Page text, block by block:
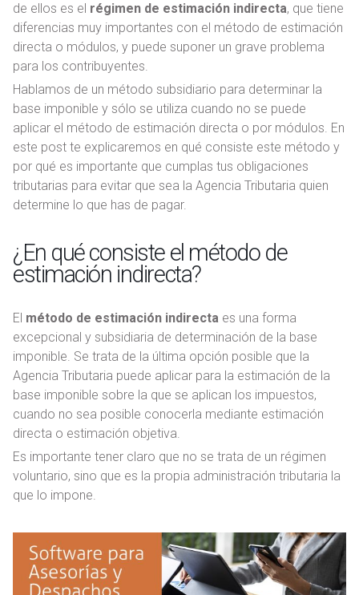
de ellos es el régimen de estimación indirecta, que tiene
diferencias muy importantes con el método de estimación
directa o módulos, y puede suponer un grave problema
para los contribuyentes.
Hablamos de un método subsidiario para determinar la
base imponible y sólo se utiliza cuando no se puede
aplicar el método de estimación directa o por módulos. En
este post te explicaremos en qué consiste este método y
por qué es importante que cumplas tus obligaciones
tributarias para evitar que sea la Agencia Tributaria quien
determine lo que has de pagar.
¿En qué consiste el método de
estimación indirecta?
El método de estimación indirecta es una forma
excepcional y subsidiaria de determinación de la base
imponible. Se trata de la última opción posible que la
Agencia Tributaria puede aplicar para la estimación de la
base imponible sobre la que se aplican los impuestos,
cuando no sea posible conocerla mediante estimación
directa o estimación objetiva.
Es importante tener claro que no se trata de un régimen
voluntario, sino que es la propia administración tributaria la
que lo impone.